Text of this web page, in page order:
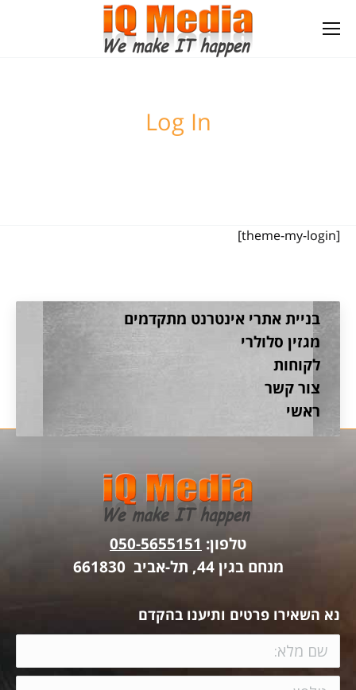
Log In
[theme-my-login]
בניית אתרי אינטרנט מתקדמים
מגזין סלולרי
לקוחות
צור קשר
ראשי
טלפון: 050-5655151
מנחם בגין 44, תל-אביב 661830
נא השאירו פרטים ותיענו בהקדם